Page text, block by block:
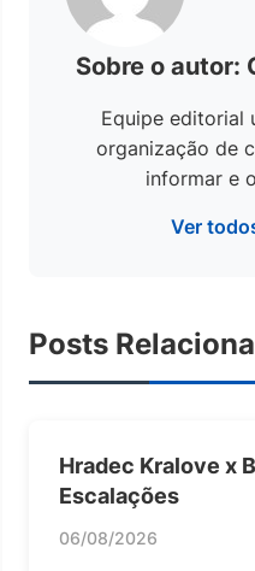
Sobre o autor:
Equipe editorial
organização de
informar e
Ver
Posts
Hradec Kralove x
Escalações
06/08/2026